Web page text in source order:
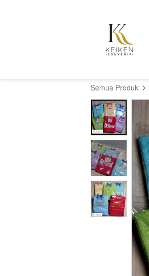
Semua Produk